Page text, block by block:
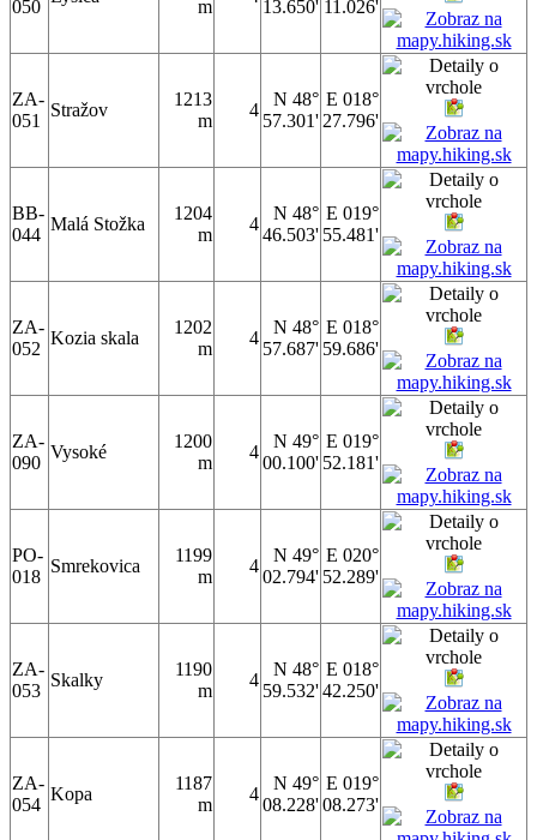
050 m 13.650' 11.026'
ZA-
051
Stražov
1213
m
4
N 48°
57.301'
E 018°
27.796'
BB-
044
Malá Stožka
1204
m
4
N 48°
46.503'
E 019°
55.481'
ZA-
052
Kozia skala
1202
m
4
N 48°
57.687'
E 018°
59.686'
ZA-
090
Vysoké
1200
m
4
N 49°
00.100'
E 019°
52.181'
PO-
018
Smrekovica
1199
m
4
N 49°
02.794'
E 020°
52.289'
ZA-
053
Skalky
1190
m
4
N 48°
59.532'
E 018°
42.250'
ZA-
054
Kopa
1187
m
4
N 49°
08.228'
E 019°
08.273'